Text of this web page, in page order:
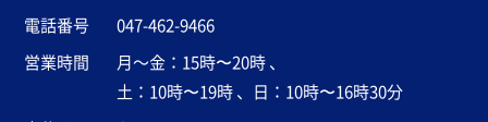
電話番号
047-462-9466
営業時間
月～金：15時〜20時 、
土：10時〜19時 、日：10時〜16時30分